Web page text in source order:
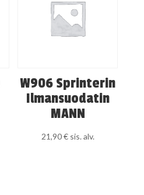
W906 Sprinterin
Ilmansuodatin
MANN
21,90€ sis. alv.